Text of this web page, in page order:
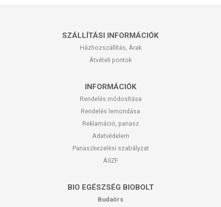
laktáz enzimet, ilyenkor laktóz-intolerancia alakul ki. Napjainkban a
föld lakosságának közel 75%-a laktózérzékeny.
Fogyassz 1 szelet Zero Bar-t edzés után vagy a nap folyamán
por, hidrolizált fehérje,
tartalmaz),
oligoszacharidok, zsírszegény kakaópor, extrudált
SZÁLLÍTÁSI INFORMÁCIÓK
Házhozszállítás, Árak
Átvételi pontok
INFORMÁCIÓK
Rendelés módosítása
Rendelés lemondása
Reklamáció, panasz
Adatvédelem
Panaszkezelési szabályzat
ÁSZF
BIO EGÉSZSÉG BIOBOLT
Budaörs